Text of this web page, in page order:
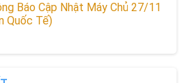
Báo Cập Nhật Máy Chủ 27/11
Quốc Tế)